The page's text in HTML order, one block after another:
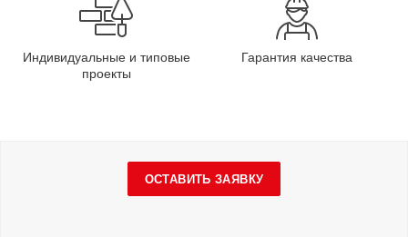
Индивидуальные и типовые
проекты
Гарантия качества
ОСТАВИТЬ ЗАЯВКУ